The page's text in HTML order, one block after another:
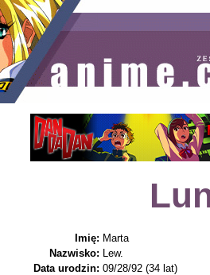
Imię: Marta
Nazwisko: Lew.
Data urodzin: 09/28/92 (34 lat)